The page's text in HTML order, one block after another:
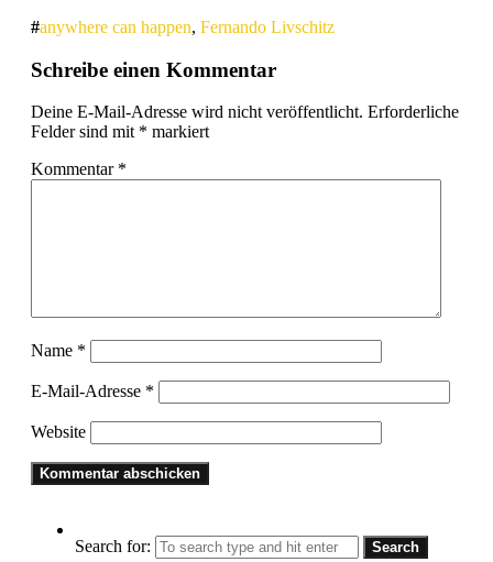
anywhere can happen, Fernando Livschitz
Schreibe einen Kommentar
Deine E-Mail-Adresse wird nicht veröffentlicht. Erforderliche
Felder sind mit * markiert
Kommentar *
Name *
E-Mail-Adresse *
Website
Search for: